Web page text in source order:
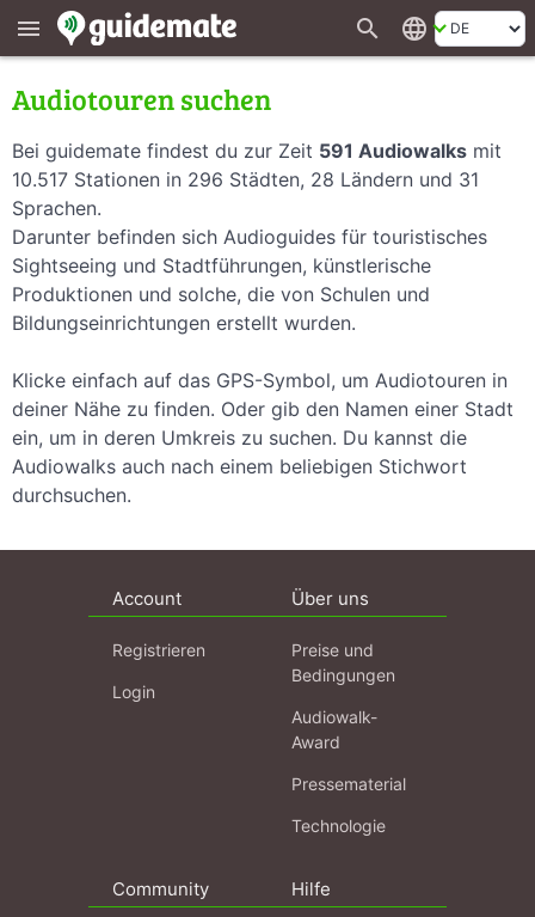
menu search language
Audiotouren suchen
Bei guidemate findest du zur Zeit 591 Audiowalks mit
10.517 Stationen in 296 Städten, 28 Ländern und 31
Sprachen.
Darunter befinden sich Audioguides für touristisches
Sightseeing und Stadtführungen, künstlerische
Produktionen und solche, die von Schulen und
Bildungseinrichtungen erstellt wurden.
Klicke einfach auf das GPS-Symbol, um Audiotouren in
deiner Nähe zu finden. Oder gib den Namen einer Stadt
ein, um in deren Umkreis zu suchen. Du kannst die
Audiowalks auch nach einem beliebigen Stichwort
durchsuchen.
Account
Registrieren
Login
Über uns
Preise und
Bedingungen
Audiowalk-
Award
Pressematerial
Technologie
Community Hilfe